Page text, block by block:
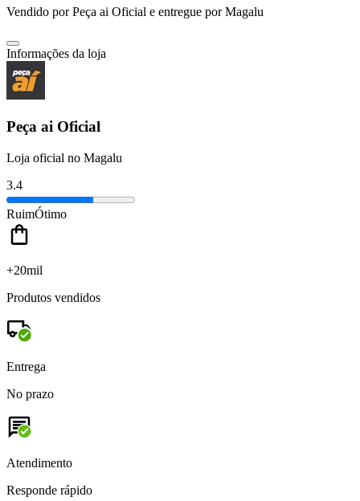
Vendido porPeça ai Oficial e entregue por Magalu
Informações da loja
Peça ai Oficial
Loja oficial no Magalu
3.4
RuimÓtimo
+20mil
Produtos vendidos
Entrega
No prazo
Atendimento
Responde rápido